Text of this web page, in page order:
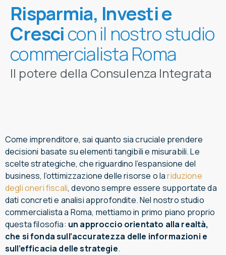
Risparmia, Investi e
Crescicon il nostro studio
commercialista Roma
Il potere della Consulenza Integrata
Come imprenditore, sai quanto sia cruciale prendere
decisioni basate su elementi tangibili e misurabili. Le
scelte strategiche, che riguardino l’espansione del
business, l’ottimizzazione delle risorse o lariduzione
degli oneri fiscali, devono sempre essere supportate da
dati concreti e analisi approfondite. Nel nostro studio
commercialista a Roma, mettiamo in primo piano proprio
questa filosofia: un approccio orientato alla realtà,
che si fonda sull’accuratezza delle informazioni e
sull’efficacia delle strategie.